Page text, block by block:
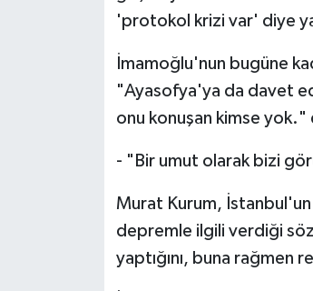
'protokol krizi var' diye
İmamoğlu'nun bugüne
"Ayasofya'ya da davet
onu konuşan kimse yok."
- "Bir umut olarak bizi
Murat Kurum,
depremle ilgili verdiği
yaptığını, buna rağmen